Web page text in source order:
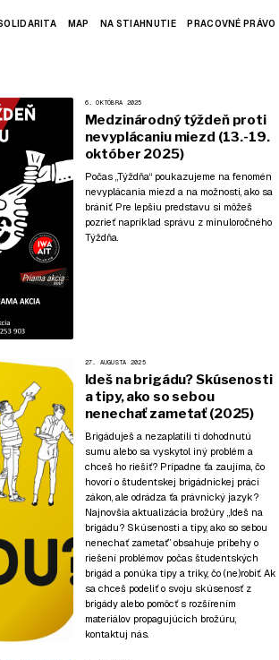
MAP NA STIAHNUTIE PRACOVNÉ PRÁVO
6. OKTÓBRA 2025
Medzinárodný týždeň proti
nevyplácaniu miezd (13.-19.
október 2025)
Počas „Týždňa“ poukazujeme na fenomén
nevyplácania miezd a na možnosti, ako sa
brániť. Pre lepšiu predstavu si môžeš
pozrieť napríklad správu z minuloročného
Týždňa.
27. AUGUSTA 2025
Ideš na brigádu? Skúsenosti
a tipy, ako so sebou
nenechať zametať (2025)
Brigáduješ a nezaplatili ti dohodnutú
sumu alebo sa vyskytol iný problém a
chceš ho riešiť? Prípadne ťa zaujíma, čo
hovorí o študentskej brigádnickej práci
zákon, ale odrádza ťa právnický jazyk?
Najnovšia aktualizácia brožúry „Ideš na
brigádu? Skúsenosti a tipy, ako so sebou
nenechať zametať” obsahuje príbehy o
riešení problémov počas študentských
brigád a ponúka tipy a triky, čo (ne)robiť. Ak
sa chceš podeliť o svoju skúsenosť z
brigády alebo pomôcť s rozšírením
materiálov propagujúcich brožúru,
kontaktuj nás.